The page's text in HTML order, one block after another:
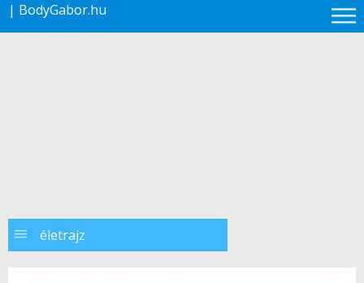
| BodyGabor.hu
életrajz